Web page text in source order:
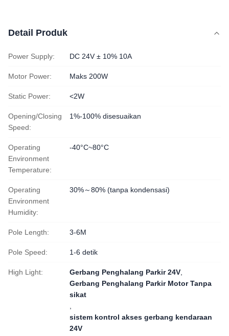
Detail Produk
Power Supply: DC 24V ± 10% 10A
Motor Power: Maks 200W
Static Power: <2W
Opening/Closing
Speed:
1%-100% disesuaikan
Operating
Environment
Temperature:
-40°C~80°C
Operating
Environment
Humidity:
30%～80% (tanpa kondensasi)
Pole Length: 3-6M
Pole Speed: 1-6 detik
High Light: Gerbang Penghalang Parkir 24V
Gerbang Penghalang Parkir Motor Tanpa
sikat
sistem kontrol akses gerbang kendaraan
24V